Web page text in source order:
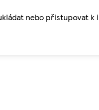
nebo přistupovat k